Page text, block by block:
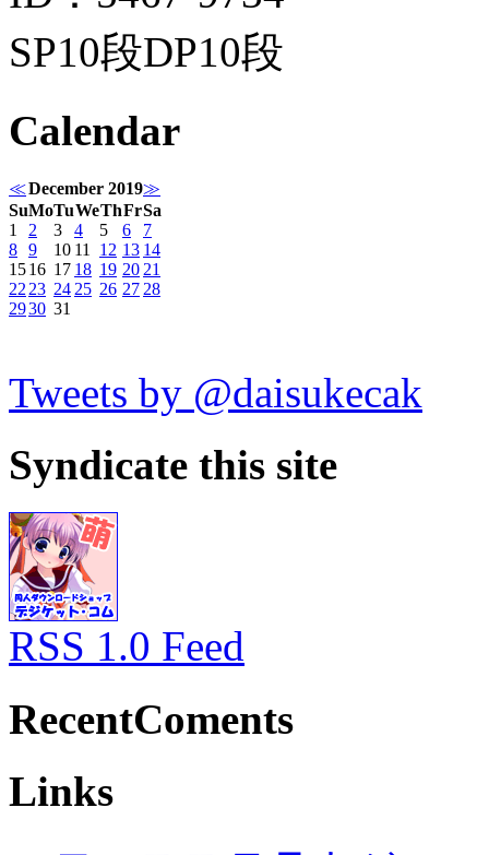
SP10段DP10段
Calendar
≪December 2019≫
SuMoTuWeThFrSa
1
2 3 4 5 6
7
8 9 10 11 12 13 14
1516 17 18 19 20 21
22 23 24 25 26 27 28
2930 31
Tweets by @daisukecak
Syndicate this site
RSS 1.0 Feed
RecentComents
Links